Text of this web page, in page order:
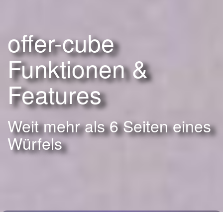
offer-cube
Funktionen &
Features
Weit mehr als 6 Seiten eines
Würfels